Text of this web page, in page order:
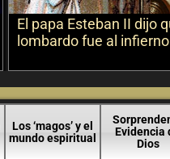
El papa Esteban II dijo
lombardo fue al infierno
Los ‘magos’ y el
mundo espiritual
Evidencia
Dios